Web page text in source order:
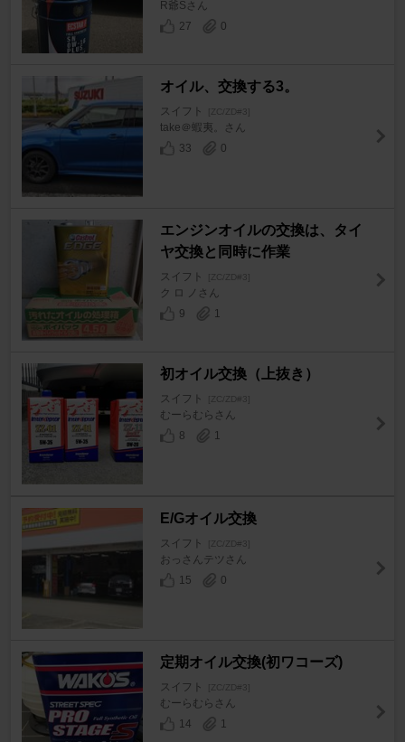
R爺Sさん
27
0
オイル、交換する3。
スイフト [ZC/ZD#3]
take＠蝦夷。さん
33
0
エンジンオイルの交換は、タイ
ヤ交換と同時に作業
スイフト [ZC/ZD#3]
ク ロ ノさん
9
1
初オイル交換（上抜き）
スイフト [ZC/ZD#3]
むーらむらさん
8
1
E/Gオイル交換
スイフト [ZC/ZD#3]
おっさんテツさん
15
0
定期オイル交換(初ワコーズ)
スイフト [ZC/ZD#3]
むーらむらさん
14
1